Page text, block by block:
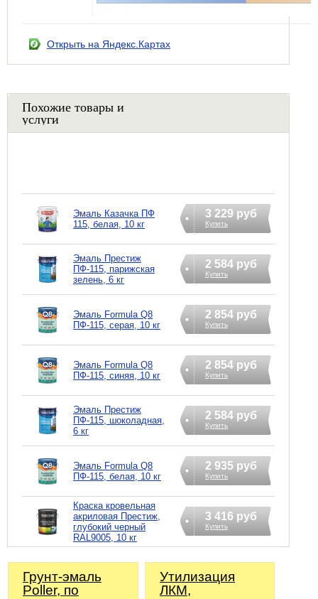
Открыть на Яндекс.Картах
Похожие товары и
услуги
Эмаль Казачка ПФ
115, белая, 10 кг
3 229 руб
Купить
Эмаль Престиж
ПФ-115, парижская
зелень, 6 кг
2 584 руб
Купить
Эмаль Formula Q8
ПФ-115, серая, 10 кг
2 854 руб
Купить
Эмаль Formula Q8
ПФ-115, синяя, 10 кг
2 854 руб
Купить
Эмаль Престиж
ПФ-115, шоколадная,
6 кг
2 584 руб
Купить
Эмаль Formula Q8
ПФ-115, белая, 10 кг
2 935 руб
Купить
Краска кровельная
акриловая Престиж,
глубокий черный
RAL9005, 10 кг
3 416 руб
Купить
Грунт-эмаль
Poller, по
Утилизация
ЛКМ,